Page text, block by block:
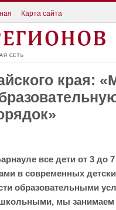
Карта сайта
края:
все дети от 3 до
в современных
образовательными
мы занимаем